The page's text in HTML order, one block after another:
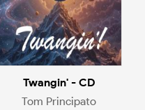
Twangin' - CD
Tom Principato